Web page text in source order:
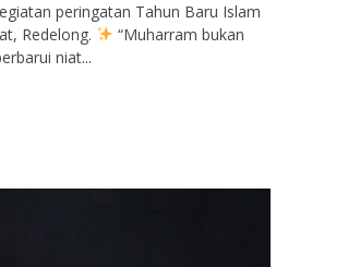
peringatan Tahun Baru Islam
Redelong.
“Muharram bukan
niat...